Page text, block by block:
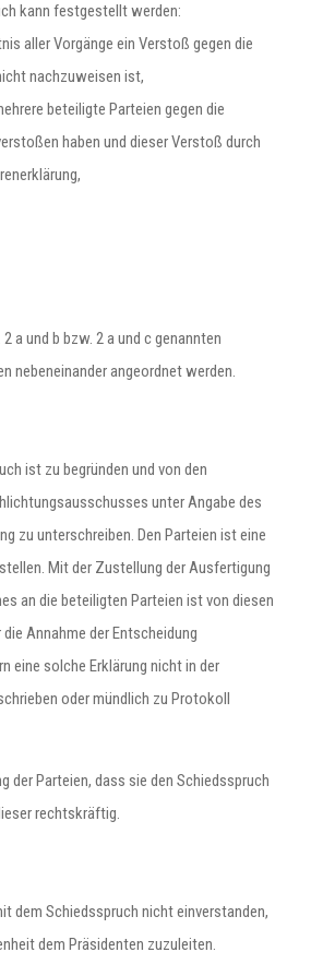
kann festgestellt werden:
aller Vorgänge ein Verstoß gegen die
nachzuweisen ist,
beteiligte Parteien gegen die
haben und dieser Verstoß durch
a und b bzw. 2 a und c genannten
nebeneinander angeordnet werden.
ist zu begründen und von den
unter Angabe des
zu unterschreiben. Den Parteien ist eine
Mit der Zustellung der Ausfertigung
an die beteiligten Parteien ist von diesen
die Annahme der Entscheidung
eine solche Erklärung nicht in der
oder mündlich zu Protokoll
der Parteien, dass sie den Schiedsspruch
rechtskräftig.
dem Schiedsspruch nicht einverstanden,
dem Präsidenten zuzuleiten.